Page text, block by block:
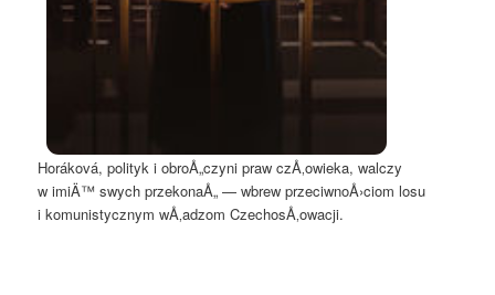
Horáková, polityk i obroÅ„czyni praw czÅ‚owieka, walczy
w imiÄ™ swych przekonaÅ„ — wbrew przeciwnoÅ›ciom losu
i komunistycznym wÅ‚adzom CzechosÅ‚owacji.